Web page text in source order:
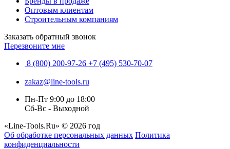
Оптовым клиентам
Строительным компаниям
Заказать обратный звонок
Перезвоните мне
8 (800) 200-97-26 +7 (495) 530-70-07
zakaz@line-tools.ru
Пн-Пт 9:00 до 18:00
Сб-Вс - Выходной
«Line-Tools.Ru» © 2026 год
Об обработке персональных данных Политика
конфиденциальности